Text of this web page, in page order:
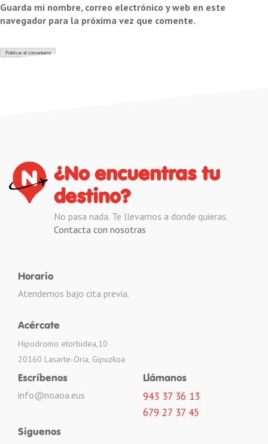
Guarda mi nombre, correo electrónico y web en este
navegador para la próxima vez que comente.
¿No encuentras tu
destino?
No pasa nada. Te llevamos a donde quieras.
Contacta con nosotras
Horario
Atendemos bajo cita previa.
Acércate
Hipodromo etorbidea,10
20160 Lasarte-Oria, Gipuzkoa
Escríbenos
info@noaoa.eus
Llámanos
943 37 36 13
679 27 37 45
Siguenos